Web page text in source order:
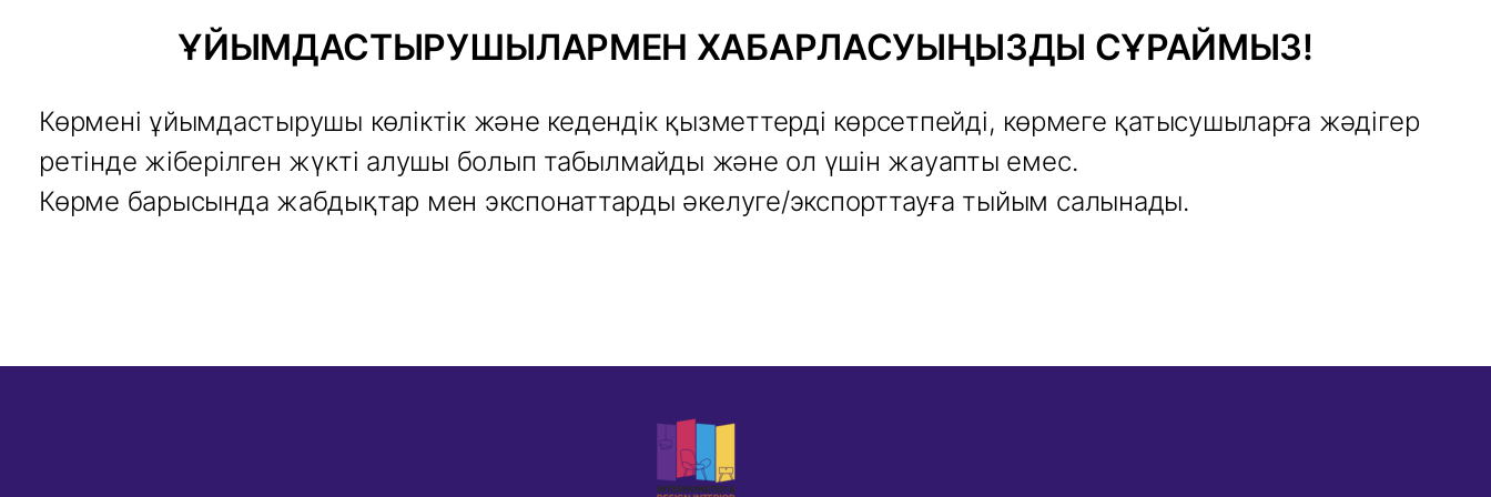
ҰЙЫМДАСТЫРУШЫЛАРМЕН ХАБАРЛАСУЫҢЫЗДЫ СҰРАЙМЫЗ!
Көрмені ұйымдастырушы көліктік және кедендік қызметтерді көрсетпейді, көрмеге қатысушыларға жәдігер
ретінде жіберілген жүкті алушы болып табылмайды және ол үшін жауапты емес.
Көрме барысында жабдықтар мен экспонаттарды әкелуге/экспорттауға тыйым салынады.